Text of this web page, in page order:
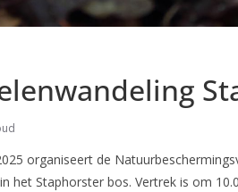
organiseert de
het Staphorster bos. Vertrek is om